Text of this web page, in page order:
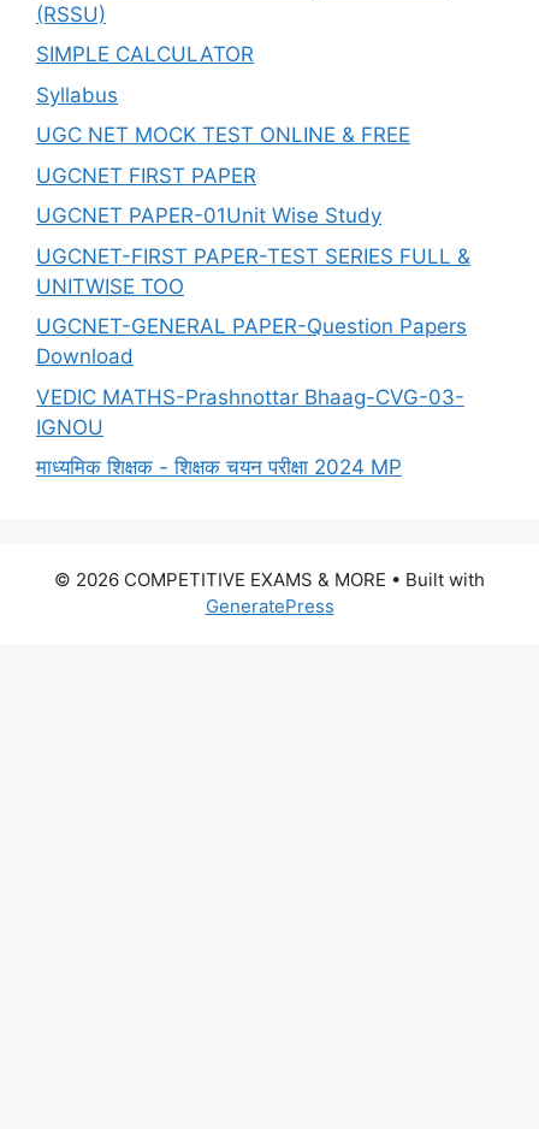
(RSSU)
SIMPLE CALCULATOR
Syllabus
UGC NET MOCK TEST ONLINE & FREE
UGCNET FIRST PAPER
UGCNET PAPER-01Unit Wise Study
UGCNET-FIRST PAPER-TEST SERIES FULL &
UNITWISE TOO
UGCNET-GENERAL PAPER-Question Papers
Download
VEDIC MATHS-Prashnottar Bhaag-CVG-03-
IGNOU
माध्यमिक शिक्षक - शिक्षक चयन परीक्षा 2024 MP
© 2026 COMPETITIVE EXAMS & MORE • Built with
GeneratePress